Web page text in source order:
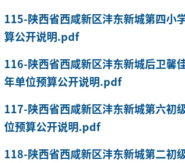
115-陕西省西咸新区沣东新城第四小
算公开说明.pdf
116-陕西省西咸新区沣东新城后卫馨
年单位预算公开说明.pdf
117-陕西省西咸新区沣东新城第六初
位预算公开说明.pdf
118-陕西省西咸新区沣东新城第二初